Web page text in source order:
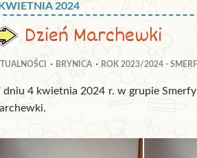
2024
Dzień Marchewki
BRYNICA ROK 2023/2024 -
dniu 4 kwietnia 2024 r. w grupie